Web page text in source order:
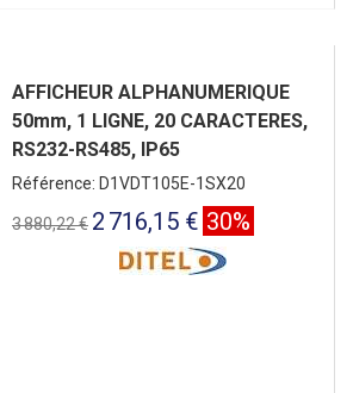
AFFICHEUR ALPHANUMERIQUE
50mm, 1 LIGNE, 20 CARACTERES,
RS232-RS485, IP65
Référence: D1VDT105E-1SX20
3 880,22 € 2 716,15 € 30%